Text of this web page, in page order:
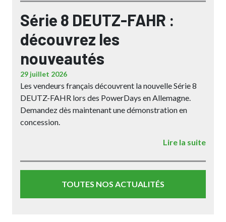
Série 8 DEUTZ-FAHR :
découvrez les
nouveautés
29 juillet 2026
Les vendeurs français découvrent la nouvelle Série 8
DEUTZ-FAHR lors des PowerDays en Allemagne.
Demandez dès maintenant une démonstration en
concession.
Lire la suite
TOUTES NOS ACTUALITÉS